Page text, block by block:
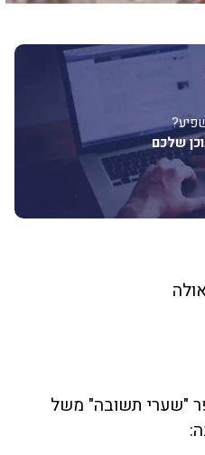
שלכם
"שערי תשובה" משל